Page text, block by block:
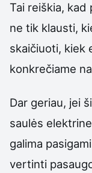
Tai reiškia,
ne tik klausti,
skaičiuoti, kiek
konkrečiame
Dar geriau, jei
saulės
galima
vertinti